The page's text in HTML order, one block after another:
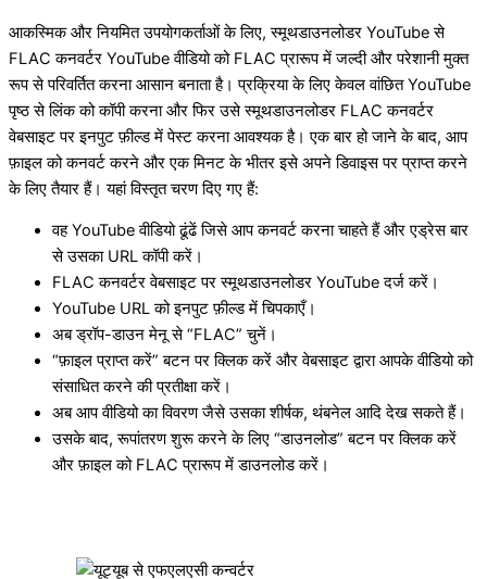
आकस्मिक और नियमित उपयोगकर्ताओं के लिए, स्मूथडाउनलोडर YouTube से
FLAC कनवर्टर YouTube वीडियो को FLAC प्रारूप में जल्दी और परेशानी मुक्त
रूप से परिवर्तित करना आसान बनाता है। प्रक्रिया के लिए केवल वांछित YouTube
पृष्ठ से लिंक को कॉपी करना और फिर उसे स्मूथडाउनलोडर FLAC कनवर्टर
वेबसाइट पर इनपुट फ़ील्ड में पेस्ट करना आवश्यक है। एक बार हो जाने के बाद, आप
फ़ाइल को कनवर्ट करने और एक मिनट के भीतर इसे अपने डिवाइस पर प्राप्त करने
के लिए तैयार हैं। यहां विस्तृत चरण दिए गए हैं:
वह YouTube वीडियो ढूंढें जिसे आप कनवर्ट करना चाहते हैं और एड्रेस बार
से उसका URL कॉपी करें।
FLAC कनवर्टर वेबसाइट पर स्मूथडाउनलोडर YouTube दर्ज करें।
YouTube URL को इनपुट फ़ील्ड में चिपकाएँ।
अब ड्रॉप-डाउन मेनू से “FLAC” चुनें।
“फ़ाइल प्राप्त करें” बटन पर क्लिक करें और वेबसाइट द्वारा आपके वीडियो को
संसाधित करने की प्रतीक्षा करें।
अब आप वीडियो का विवरण जैसे उसका शीर्षक, थंबनेल आदि देख सकते हैं।
उसके बाद, रूपांतरण शुरू करने के लिए “डाउनलोड” बटन पर क्लिक करें
और फ़ाइल को FLAC प्रारूप में डाउनलोड करें।